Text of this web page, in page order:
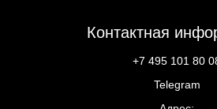
Контактная
+7 495 101 80
Telegram